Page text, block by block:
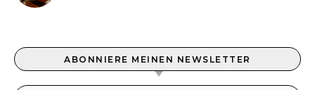
ABONNIERE MEINEN NEWSLETTER